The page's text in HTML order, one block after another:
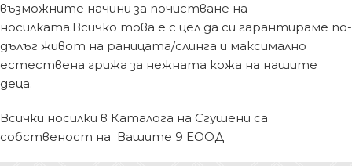
възможните начини за почистване на
носилката.Всичко това е с цел да си гарантираме по-
дълъг живот на раницата/слинга и максимално
естествена грижа за нежната кожа на нашите
деца.
Всички носилки в Каталога на Сгушени са
собственост на Вашите 9 ЕООД